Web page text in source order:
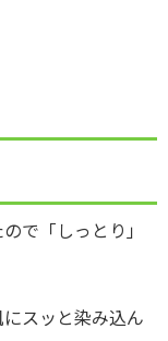
で「しっとり」
にスッと染み込ん